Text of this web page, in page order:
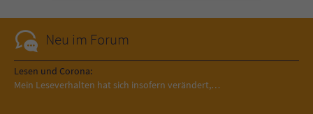
Neu im Forum
Lesen und Corona:
Mein Leseverhalten hat sich insofern verändert,…